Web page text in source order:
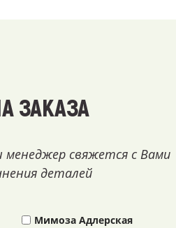
ЗАКАЗА
менеджер свяжется с Вами
деталей
Мимоза Адлерская